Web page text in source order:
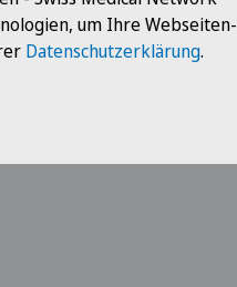
um Ihre Webseiten-
Datenschutzerklärung.